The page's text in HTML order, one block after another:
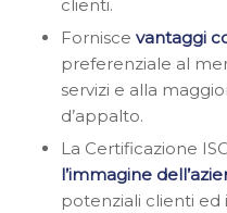
clienti.
Fornisce vantaggi
preferenziale al
servizi e alla
d’appalto.
La Certificazione
l’immagine
potenziali clienti